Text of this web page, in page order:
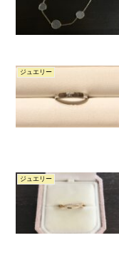
ジュエリー
ジュエリー